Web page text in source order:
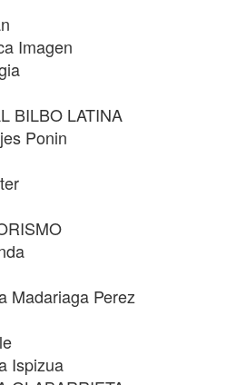
Imagen
BILBO LATINA
Ponin
Madariaga Perez
Ispizua